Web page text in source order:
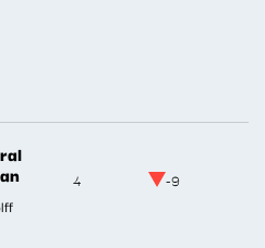
4 -9